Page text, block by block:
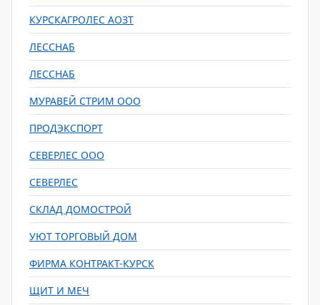
КУРСКАГРОЛЕС АОЗТ
ЛЕССНАБ
ЛЕССНАБ
МУРАВЕЙ СТРИМ ООО
ПРОДЭКСПОРТ
СЕВЕРЛЕС ООО
СЕВЕРЛЕС
СКЛАД ДОМОСТРОЙ
УЮТ ТОРГОВЫЙ ДОМ
ФИРМА КОНТРАКТ-КУРСК
ЩИТ И МЕЧ